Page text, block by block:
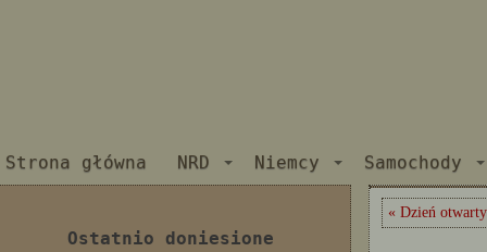
Strona główna NRD Niemcy Samochody
Ostatnio doniesione
« Dzień